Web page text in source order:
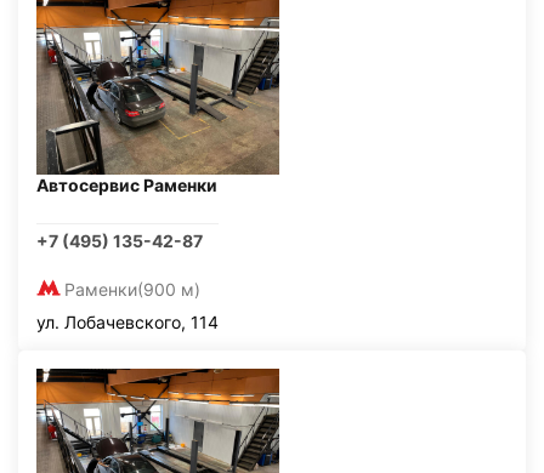
Автосервис Раменки
+7 (495) 135-42-87
Раменки(900 м)
ул. Лобачевского, 114